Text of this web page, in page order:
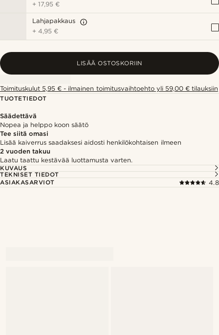
+17,95 €
Lahjapakkaus
+4,95 €
LISÄÄ OSTOSKORIIN
Toimituskulut 5,95 € - ilmainen toimitusvaihtoehto yli 59,00 € tilauksiin
TUOTETIEDOT
Säädettävä
Nopea ja helppo koon säätö
Tee siitä omasi
Lisää kaiverrus saadaksesi aidosti henkilökohtaisen ilmeen
2 vuoden takuu
Laatu taattu kestävää luottamusta varten.
KUVAUS
TEKNISET TIEDOT
ASIAKASARVIOT
4.8